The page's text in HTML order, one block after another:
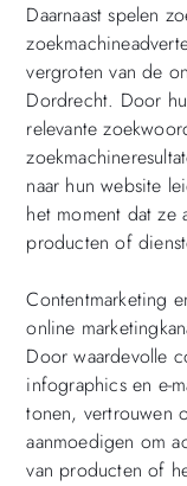
Daarnaast spelen
vergroten van de
Dordrecht. Door
relevante
naar hun website
het moment dat ze
producten of
Contentmarketing
online
Door waardevolle
infographics en e-
tonen, vertrouwen
aanmoedigen om
van producten of